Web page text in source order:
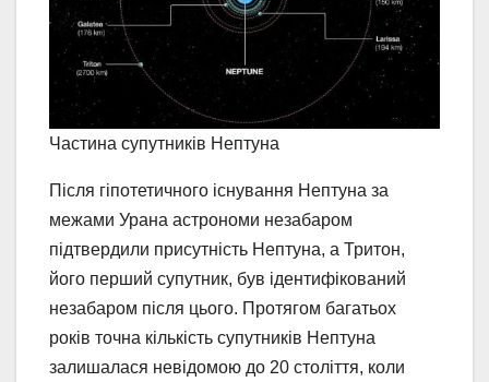
Частина супутників Нептуна
Після гіпотетичного існування Нептуна за
межами Урана астрономи незабаром
підтвердили присутність Нептуна, а Тритон,
його перший супутник, був ідентифікований
незабаром після цього. Протягом багатьох
років точна кількість супутників Нептуна
залишалася невідомою до 20 століття, коли